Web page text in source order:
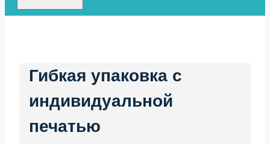
Гибкая упаковка с
индивидуальной
печатью